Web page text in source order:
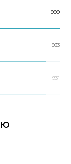
999
933
931